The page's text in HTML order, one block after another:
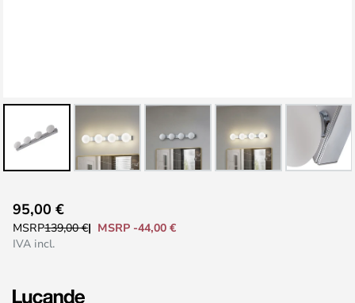
all'inizio
della
immagini
95,00 €
MSRP139,00 €
MSRP -44,00 €
IVA incl.